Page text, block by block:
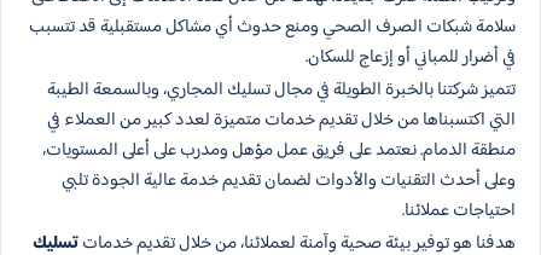
سلامة شبكات الصرف الصحي ومنع حدوث أي مشاكل مستقبلية قد تتسبب
في أضرار للمباني أو إزعاج للسكان.
تتميز شركتنا بالخبرة الطويلة في مجال تسليك المجاري، وبالسمعة الطيبة
التي اكتسبناها من خلال تقديم خدمات متميزة لعدد كبير من العملاء في
منطقة الدمام. نعتمد على فريق عمل مؤهل ومدرب على أعلى المستويات،
وعلى أحدث التقنيات والأدوات لضمان تقديم خدمة عالية الجودة تلبي
احتياجات عملائنا.
هدفنا هو توفير بيئة صحية وآمنة لعملائنا، من خلال تقديم خدماتتسليك